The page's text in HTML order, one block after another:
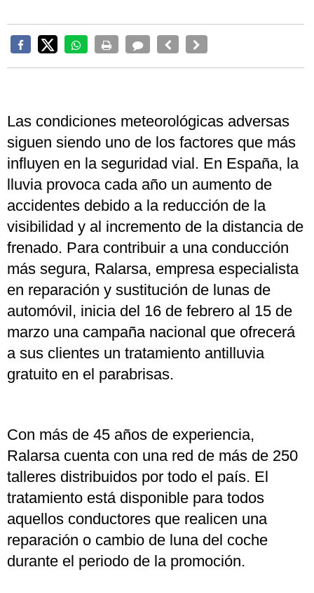
Las condiciones meteorológicas adversas
siguen siendo uno de los factores que más
influyen en la seguridad vial. En España, la
lluvia provoca cada año un aumento de
accidentes debido a la reducción de la
visibilidad y al incremento de la distancia de
frenado. Para contribuir a una conducción
más segura, Ralarsa, empresa especialista
en reparación y sustitución de lunas de
automóvil, inicia del 16 de febrero al 15 de
marzo una campaña nacional que ofrecerá
a sus clientes un tratamiento antilluvia
gratuito en el parabrisas.
Con más de 45 años de experiencia,
Ralarsa cuenta con una red de más de 250
talleres distribuidos por todo el país. El
tratamiento está disponible para todos
aquellos conductores que realicen una
reparación o cambio de luna del coche
durante el periodo de la promoción.